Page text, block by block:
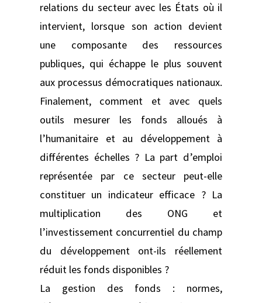
relations du secteur avec les États où il
intervient, lorsque son action devient
une composante des ressources
publiques, qui échappe le plus souvent
aux processus démocratiques nationaux.
Finalement, comment et avec quels
outils mesurer les fonds alloués à
l’humanitaire et au développement à
différentes échelles ? La part d’emploi
représentée par ce secteur peut-elle
constituer un indicateur efficace ? La
multiplication des ONG et
l’investissement concurrentiel du champ
du développement ont-ils réellement
réduit les fonds disponibles ?
La gestion des fonds : normes,